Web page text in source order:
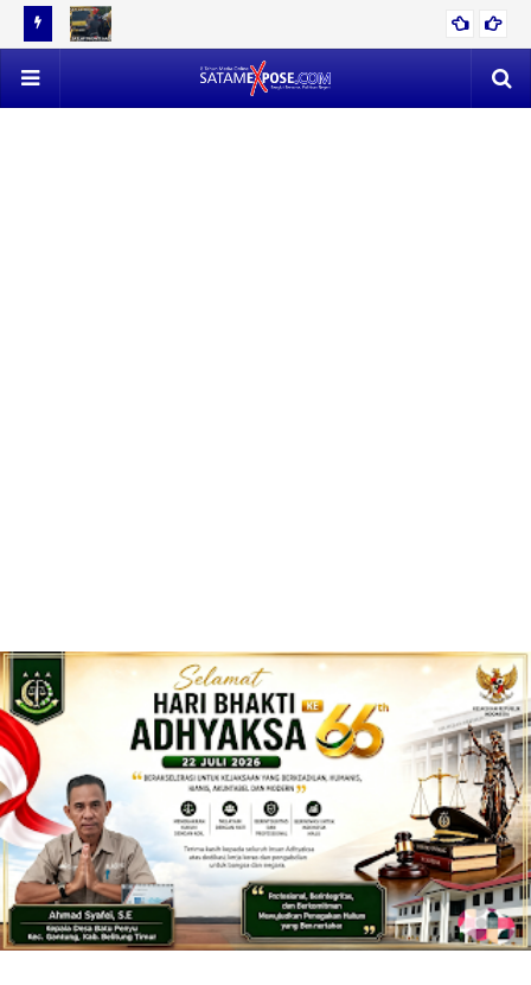
TON
EVAKUASI 53 TON TIMAH MENDAPAT PERLAWANAN SENGIT,
POLISI VS SATLAP TRICAKTI